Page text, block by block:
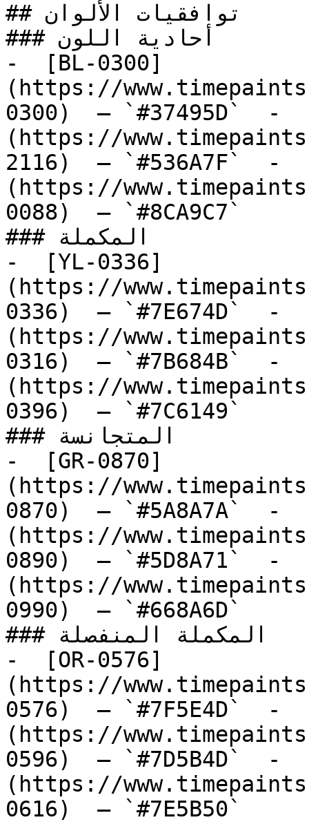
## توافقيات الألوان
### أحادية اللون
-  [BL-0300]
(https://
0300)  — `#37495D`  -
(https://
2116)  — `#536A7F`  -
(https://
0088)  — `#8CA9C7`
### المكملة
-  [YL-0336]
(https://
0336)  — `#7E674D`  -
(https://
0316)  — `#7B684B`  -
(https://
0396)  — `#7C6149`
### المتجانسة
-  [GR-0870]
(https://
0870)  — `#5A8A7A`  -
(https://
0890)  — `#5D8A71`  -
(https://
0990)  — `#668A6D`
### المكملة المنفصلة
-  [OR-0576]
(https://
0576)  — `#7F5E4D`  -
(https://
0596)  — `#7D5B4D`  -
(https://
0616)  — `#7E5B50`